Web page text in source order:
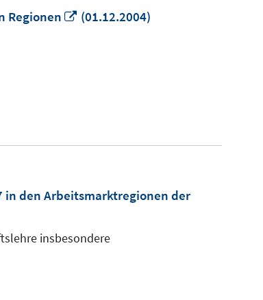
Regionen
In
(01.12.2004)
in den Arbeitsmarktregionen der
insbesondere